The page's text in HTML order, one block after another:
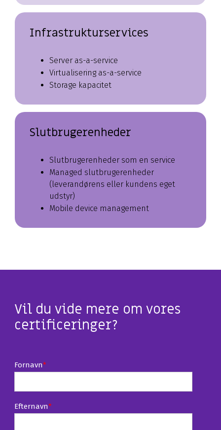
Infrastrukturservices
Server as-a-service
Virtualisering as-a-service
Storage kapacitet
Slutbrugerenheder
Slutbrugerenheder som en service
Managed slutbrugerenheder
(leverandørens eller kundens eget
udstyr)
Mobile device management
Vil du vide mere om vores
certificeringer?
Fornavn*
Efternavn*